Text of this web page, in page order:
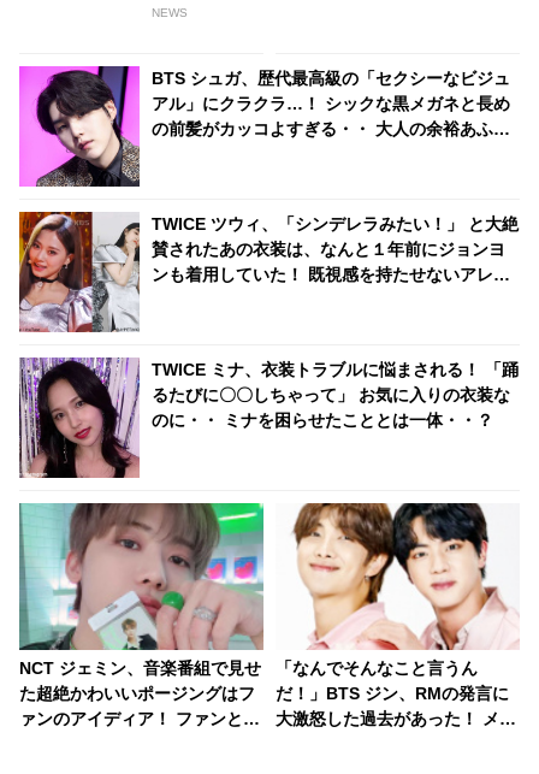
NEWS
BTS シュガ、歴代最高級の「セクシーなビジュ
アル」にクラクラ…！ シックな黒メガネと長め
の前髪がカッコよすぎる・・ 大人の余裕あふれ
TWICE ツウィ、「シンデレラみたい！」 と大絶
賛されたあの衣装は、なんと１年前にジョンヨ
ンも着用していた！ 既視感を持たせないアレン
TWICE ミナ、衣装トラブルに悩まされる！ 「踊
るたびに〇〇しちゃって」 お気に入りの衣装な
のに・・ ミナを困らせたこととは一体・・？
NCT ジェミン、音楽番組で見せ
た超絶かわいいポージングはフ
ァンのアイディア！ ファンとの
「なんでそんなこと言うん
だ！」BTS ジン、RMの発言に
大激怒した過去があった！ メン